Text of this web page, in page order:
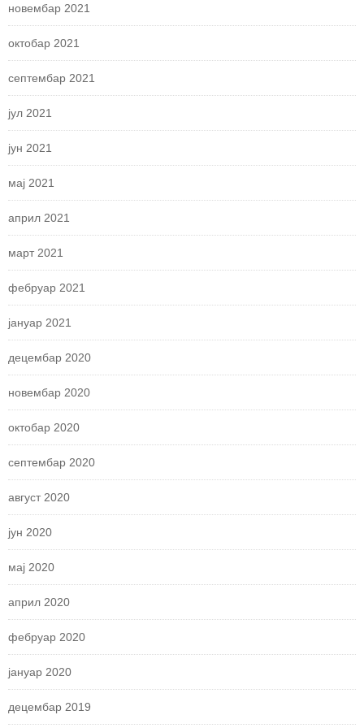
новембар 2021
октобар 2021
септембар 2021
јул 2021
јун 2021
мај 2021
април 2021
март 2021
фебруар 2021
јануар 2021
децембар 2020
новембар 2020
октобар 2020
септембар 2020
август 2020
јун 2020
мај 2020
април 2020
фебруар 2020
јануар 2020
децембар 2019